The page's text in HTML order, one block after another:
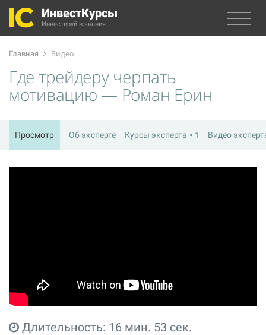
ИнвестКурсы
Инвестируй в знания
Главная Видео
Где трейдеру черпать
мотивацию — Роман Ерин
Просмотр Об эксперте Курсы эксперта 1 Видео
Длительность: 16 мин. 53 сек.